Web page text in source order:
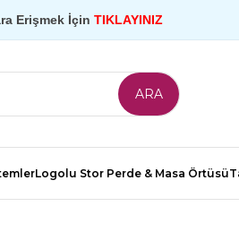
Erişmek İçin TIKLAYINIZ
Logolu Stor Perde & Masa Örtüsü